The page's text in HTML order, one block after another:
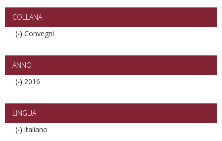
filter
COLLANA
(-) Remove
filter
Convegni
ANNO
(-) Remove
filter
2016
LINGUA
(-) Remove
italiano